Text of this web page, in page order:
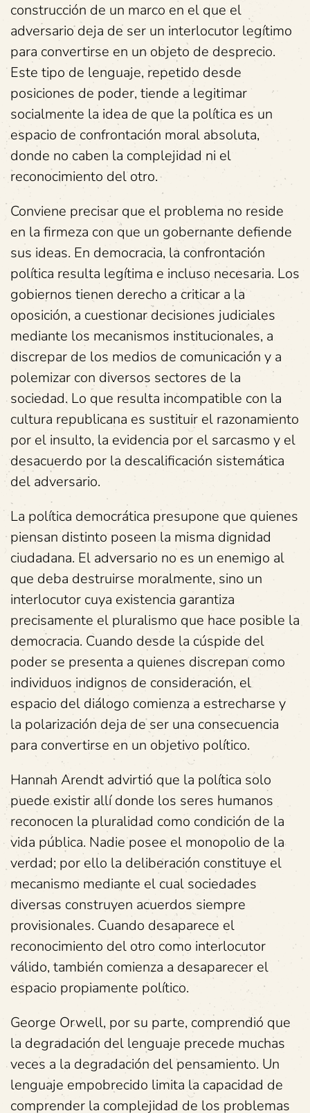
construcción de un marco en el que el
adversario deja de ser un interlocutor legítimo
para convertirse en un objeto de desprecio.
Este tipo de lenguaje, repetido desde
posiciones de poder, tiende a legitimar
socialmente la idea de que la política es un
espacio de confrontación moral absoluta,
donde no caben la complejidad ni el
reconocimiento del otro.
Conviene precisar que el problema no reside
en la firmeza con que un gobernante defiende
sus ideas. En democracia, la confrontación
política resulta legítima e incluso necesaria. Los
gobiernos tienen derecho a criticar a la
oposición, a cuestionar decisiones judiciales
mediante los mecanismos institucionales, a
discrepar de los medios de comunicación y a
polemizar con diversos sectores de la
sociedad. Lo que resulta incompatible con la
cultura republicana es sustituir el razonamiento
por el insulto, la evidencia por el sarcasmo y el
desacuerdo por la descalificación sistemática
del adversario.
La política democrática presupone que quienes
piensan distinto poseen la misma dignidad
ciudadana. El adversario no es un enemigo al
que deba destruirse moralmente, sino un
interlocutor cuya existencia garantiza
precisamente el pluralismo que hace posible la
democracia. Cuando desde la cúspide del
poder se presenta a quienes discrepan como
individuos indignos de consideración, el
espacio del diálogo comienza a estrecharse y
la polarización deja de ser una consecuencia
para convertirse en un objetivo político.
Hannah Arendt advirtió que la política solo
puede existir allí donde los seres humanos
reconocen la pluralidad como condición de la
vida pública. Nadie posee el monopolio de la
verdad; por ello la deliberación constituye el
mecanismo mediante el cual sociedades
diversas construyen acuerdos siempre
provisionales. Cuando desaparece el
reconocimiento del otro como interlocutor
válido, también comienza a desaparecer el
espacio propiamente político.
George Orwell, por su parte, comprendió que
la degradación del lenguaje precede muchas
veces a la degradación del pensamiento. Un
lenguaje empobrecido limita la capacidad de
comprender la complejidad de los problemas